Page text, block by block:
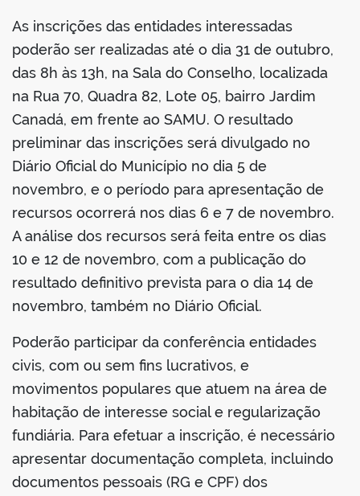
As inscrições das entidades interessadas
poderão ser realizadas até o dia 31 de outubro,
das 8h às 13h, na Sala do Conselho, localizada
na Rua 70, Quadra 82, Lote 05, bairro Jardim
Canadá, em frente ao SAMU. O resultado
preliminar das inscrições será divulgado no
Diário Oficial do Município no dia 5 de
novembro, e o período para apresentação de
recursos ocorrerá nos dias 6 e 7 de novembro.
A análise dos recursos será feita entre os dias
10 e 12 de novembro, com a publicação do
resultado definitivo prevista para o dia 14 de
novembro, também no Diário Oficial.
Poderão participar da conferência entidades
civis, com ou sem fins lucrativos, e
movimentos populares que atuem na área de
habitação de interesse social e regularização
fundiária. Para efetuar a inscrição, é necessário
apresentar documentação completa, incluindo
documentos pessoais (RG e CPF) dos